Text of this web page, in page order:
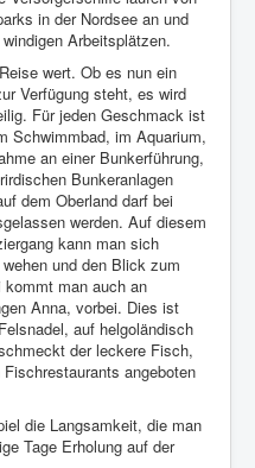
in der Nordsee an und
Arbeitsplätzen.
wert. Ob es nun ein
Verfügung steht, es wird
Für jeden Geschmack ist
Schwimmbad, im Aquarium,
an einer Bunkerführung,
Bunkeranlagen
dem Oberland darf bei
werden. Auf diesem
kann man sich
und den Blick zum
man auch an
Anna, vorbei. Dies ist
auf helgoländisch
der leckere Fisch,
angeboten
die Langsamkeit, die man
Tage Erholung auf der